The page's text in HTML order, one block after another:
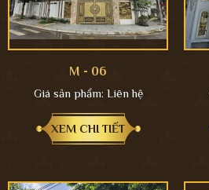
M - 06
Giá sản phẩm: Liên hệ
XEM CHI TIẾT